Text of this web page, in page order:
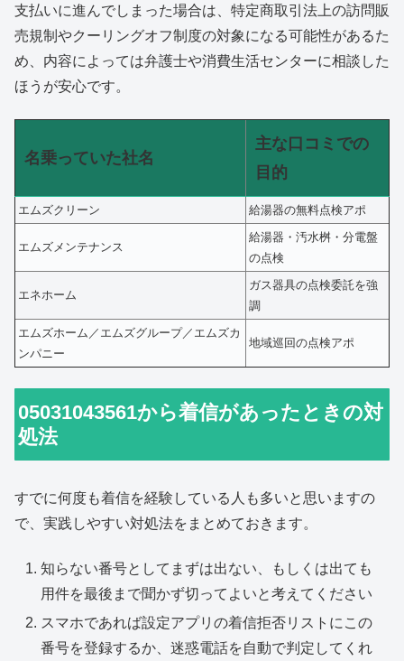
支払いに進んでしまった場合は、特定商取引法上の訪問販
売規制やクーリングオフ制度の対象になる可能性があるた
め、内容によっては弁護士や消費生活センターに相談した
ほうが安心です。
名乗っていた社名
主な口コミでの
目的
エムズクリーン 給湯器の無料点検アポ
エムズメンテナンス
給湯器・汚水桝・分電盤
の点検
エネホーム
ガス器具の点検委託を強
調
エムズホーム／エムズグループ／エムズカ
ンパニー
地域巡回の点検アポ
05031043561から着信があったときの対
処法
すでに何度も着信を経験している人も多いと思いますの
で、実践しやすい対処法をまとめておきます。
知らない番号としてまずは出ない、もしくは出ても
用件を最後まで聞かず切ってよいと考えてください
スマホであれば設定アプリの着信拒否リストにこの
番号を登録するか、迷惑電話を自動で判定してくれ